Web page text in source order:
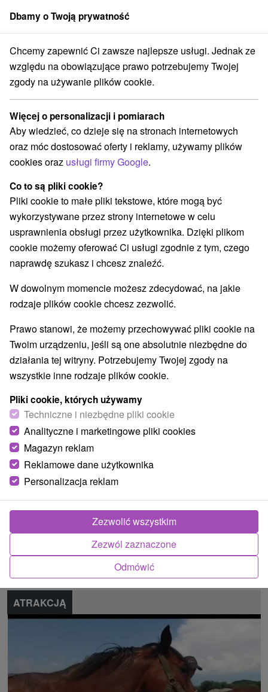
członek grupySorger
Slovensko Nitriansky kraj Cabaj - Čápor Ranczo Nové Sedlo
Ranczo Nové Sedlo
Wyświetl stronę internetową Przejdź do
+421 903 493 551 info@rancns.sk
Facebook
Opinii Google
Cabaj - Čápor 926
951 17 Cabaj - Čápor
GPS:
N +48° 14' 38.78''
E +18° 1' 22.11''
Region turystyczny
Znalazłeś błąd lub chcesz polecić nam nową atrakcję
Zgłoś błąd
ATRAKCJĄ
Dbamy o Twoją prywatność
Chcemy zapewnić Ci zawsze najlepsze usługi. Jednak ze
względu na obowiązujące prawo potrzebujemy Twojej
zgody na używanie plików cookie.
Więcej o personalizacji i pomiarach
Aby wiedzieć, co dzieje się na stronach internetowych
oraz móc dostosować oferty i reklamy, używamy plików
cookies oraz usługi firmy Google.
Co to są pliki cookie?
Pliki cookie to małe pliki tekstowe, które mogą być
wykorzystywane przez strony internetowe w celu
usprawnienia obsługi przez użytkownika. Dzięki plikom
cookie możemy oferować Ci usługi zgodnie z tym, czego
naprawdę szukasz i chcesz znaleźć.
W dowolnym momencie możesz zdecydować, na jakie
rodzaje plików cookie chcesz zezwolić.
Prawo stanowi, że możemy przechowywać pliki cookie na
Twoim urządzeniu, jeśli są one absolutnie niezbędne do
działania tej witryny. Potrzebujemy Twojej zgody na
wszystkie inne rodzaje plików cookie.
Pliki cookie, których używamy
Techniczne i niezbędne pliki cookie
Analityczne i marketingowe pliki cookies
Magazyn reklam
Reklamowe dane użytkownika
Personalizacja reklam
Odmówić
Zezwól zaznaczone
Zezwolić wszystkim